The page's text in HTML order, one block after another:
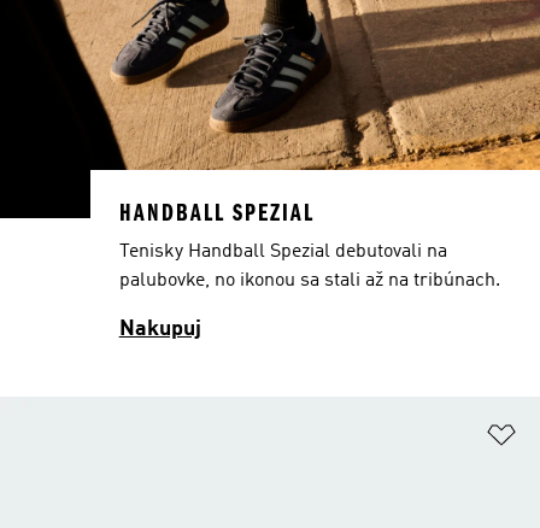
HANDBALL SPEZIAL
Tenisky Handball Spezial debutovali na
palubovke, no ikonou sa stali až na tribúnach.
Nakupuj